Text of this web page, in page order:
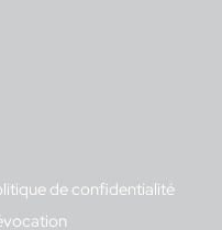
de confidentialité